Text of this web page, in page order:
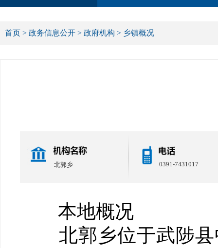
首页 > 政务信息公开 > 政府机构 > 乡镇概况
北郭乡 0391-7431017
本地概况
北郭乡位于武陟县